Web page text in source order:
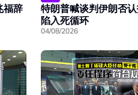
福辞
特朗普喊谈判伊朗否
陷入死循环
04/08/2026